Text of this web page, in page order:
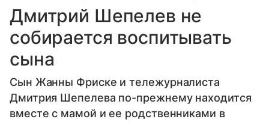
Дмитрий Шепелев не
собирается воспитывать
сына
Сын Жанны Фриске и тележурналиста
Дмитрия Шепелева по-прежнему находится
вместе с мамой и ее родственниками в